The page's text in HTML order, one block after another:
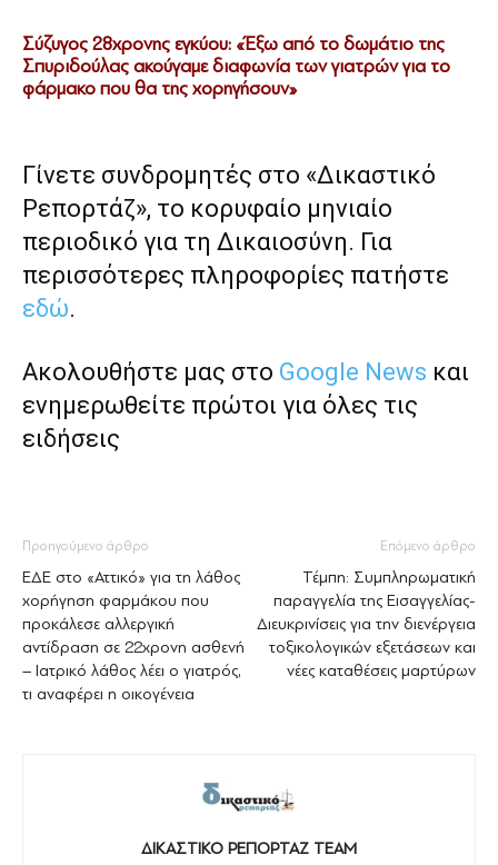
Σύζυγος 28χρονης εγκύου: «Έξω από το δωμάτιο της
Σπυριδούλας ακούγαμε διαφωνία των γιατρών για το
φάρμακο που θα της χορηγήσουν»
Γίνετε συνδρομητές στο «Δικαστικό
Ρεπορτάζ», το κορυφαίο μηνιαίο
περιοδικό για τη Δικαιοσύνη. Για
περισσότερες πληροφορίες πατήστε
εδώ.
Ακολουθήστε μας στο Google News και
ενημερωθείτε πρώτοι για όλες τις
ειδήσεις
Προηγούμενο άρθρο
ΕΔΕ στο «Αττικό» για τη λάθος
χορήγηση φαρμάκου που
προκάλεσε αλλεργική
αντίδραση σε 22χρονη ασθενή
– Ιατρικό λάθος λέει ο γιατρός,
τι αναφέρει η οικογένεια
Επόμενο άρθρο
Τέμπη: Συμπληρωματική
παραγγελία της Εισαγγελίας-
Διευκρινίσεις για την διενέργεια
τοξικολογικών εξετάσεων και
νέες καταθέσεις μαρτύρων
ΔΙΚΑΣΤΙΚΟ ΡΕΠΟΡΤΑΖ TEAM